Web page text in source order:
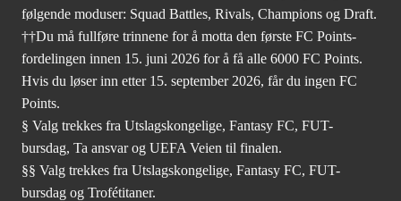
følgende moduser: Squad Battles, Rivals, Champions og Draft.
††Du må fullføre trinnene for å motta den første FC Points-
fordelingen innen 15. juni 2026 for å få alle 6000 FC Points.
Hvis du løser inn etter 15. september 2026, får du ingen FC
Points.
§ Valg trekkes fra Utslagskongelige, Fantasy FC, FUT-
bursdag, Ta ansvar og UEFA Veien til finalen.
§§ Valg trekkes fra Utslagskongelige, Fantasy FC, FUT-
bursdag og Trofétitaner.